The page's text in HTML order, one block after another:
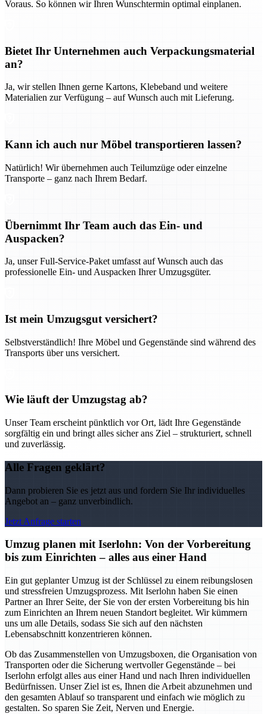
Voraus. So können wir Ihren Wunschtermin optimal einplanen.
Bietet Ihr Unternehmen auch Verpackungsmaterial
an?
Ja, wir stellen Ihnen gerne Kartons, Klebeband und weitere
Materialien zur Verfügung – auf Wunsch auch mit Lieferung.
Kann ich auch nur Möbel transportieren lassen?
Natürlich! Wir übernehmen auch Teilumzüge oder einzelne
Transporte – ganz nach Ihrem Bedarf.
Übernimmt Ihr Team auch das Ein- und
Auspacken?
Ja, unser Full-Service-Paket umfasst auf Wunsch auch das
professionelle Ein- und Auspacken Ihrer Umzugsgüter.
Ist mein Umzugsgut versichert?
Selbstverständlich! Ihre Möbel und Gegenstände sind während des
Transports über uns versichert.
Wie läuft der Umzugstag ab?
Unser Team erscheint pünktlich vor Ort, lädt Ihre Gegenstände
sorgfältig ein und bringt alles sicher ans Ziel – strukturiert, schnell
und zuverlässig.
Alle Fragen geklärt?
Dann probieren Sie es jetzt aus und fordern Sie Ihr individuelles
Angebot an – ganz unverbindlich.
Jetzt Anfrage starten
Umzug planen mit Iserlohn: Von der Vorbereitung
bis zum Einrichten – alles aus einer Hand
Ein gut geplanter Umzug ist der Schlüssel zu einem reibungslosen
und stressfreien Umzugsprozess. Mit Iserlohn haben Sie einen
Partner an Ihrer Seite, der Sie von der ersten Vorbereitung bis hin
zum Einrichten an Ihrem neuen Standort begleitet. Wir kümmern
uns um alle Details, sodass Sie sich auf den nächsten
Lebensabschnitt konzentrieren können.
Ob das Zusammenstellen von Umzugsboxen, die Organisation von
Transporten oder die Sicherung wertvoller Gegenstände – bei
Iserlohn erfolgt alles aus einer Hand und nach Ihren individuellen
Bedürfnissen. Unser Ziel ist es, Ihnen die Arbeit abzunehmen und
den gesamten Ablauf so transparent und einfach wie möglich zu
gestalten. So sparen Sie Zeit, Nerven und Energie.